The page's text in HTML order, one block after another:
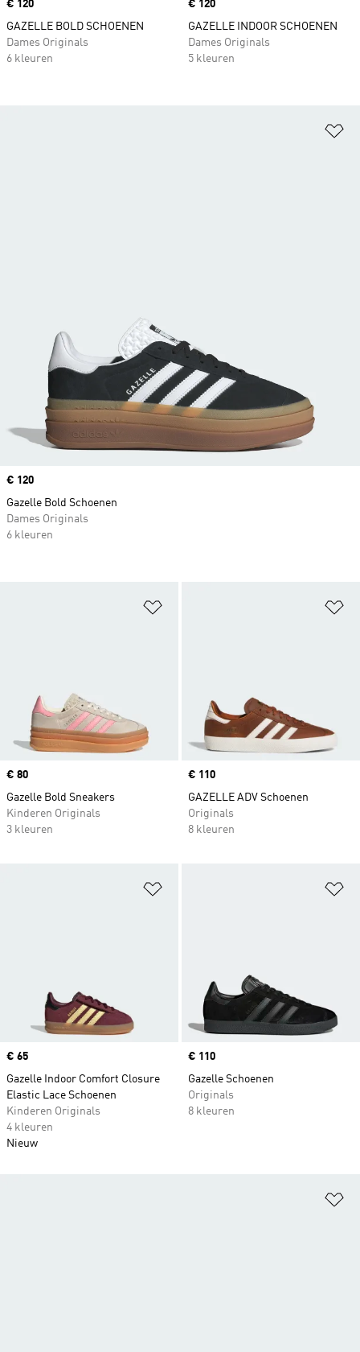
Price
€ 120
GAZELLE BOLD SCHOENEN
Dames Originals
6 kleuren
Price
€ 120
GAZELLE INDOOR SCHOENEN
Dames Originals
5 kleuren
Price
€ 80
Gazelle Bold Sneakers
Kinderen Originals
3 kleuren
Price
€ 110
GAZELLE ADV Schoenen
Originals
8 kleuren
Price
€ 65
Gazelle Indoor Comfort Closure
Elastic Lace Schoenen
Kinderen Originals
4 kleuren
Nieuw
Price
€ 110
Gazelle Schoenen
Originals
8 kleuren
Price
€ 120
Gazelle Bold Schoenen
Dames Originals
6 kleuren